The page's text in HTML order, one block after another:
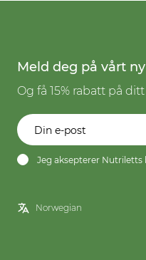
Meld deg på vårt
Og få 15% rabatt på
Jeg aksepterer Nutriletts